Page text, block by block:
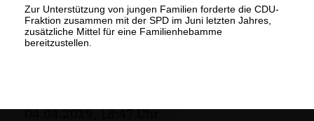
Zur Unterstützung von jungen Familien forderte die CDU-
Fraktion zusammen mit der SPD im Juni letzten Jahres,
zusätzliche Mittel für eine Familienhebamme
bereitzustellen.
04.04.2019, 18:47 Uhr